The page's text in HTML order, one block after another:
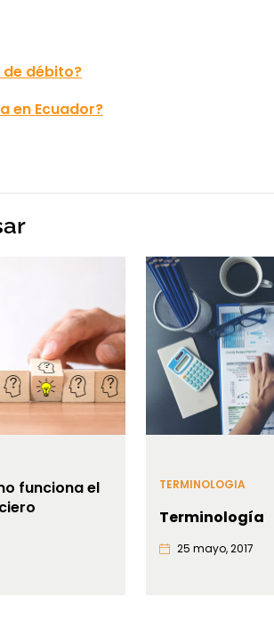
débito?
en Ecuador?
funciona el
TERMINOLOGIA
Terminología
25 mayo, 2017